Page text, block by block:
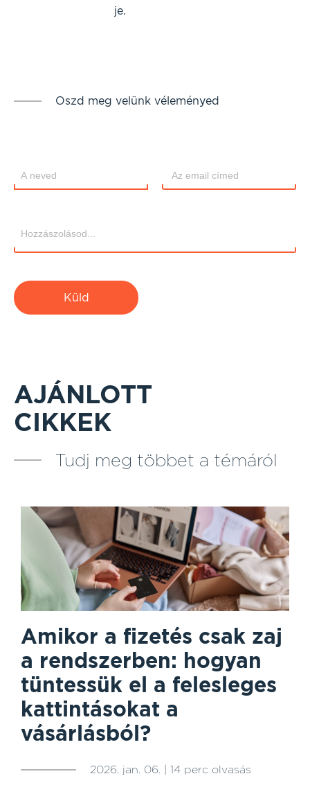
je.
Oszd meg velünk véleményed
Küld
AJÁNLOTT
CIKKEK
Tudj meg többet a témáról
Amikor a fizetés csak zaj
a rendszerben: hogyan
tüntessük el a felesleges
kattintásokat a
vásárlásból?
2026. jan. 06. | 14 perc olvasás